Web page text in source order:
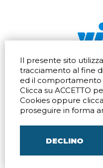
Il presente sito
tracciamento al fine
ed il
Clicca su ACCETTO
Cookies oppure
proseguire in forma
DECLINO
Via dell'artigianato 32Q
20865 Usmate Velate (MB)
Indicazioni Stradali
Via Pontina 583
Roma (RM) 00128
Tel.+39 06 80079273
Indicazioni Stradali
P.IVA